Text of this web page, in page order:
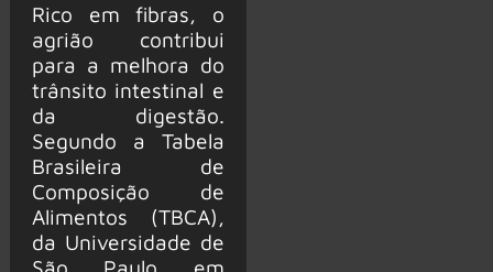
Rico em fibras, o
agrião contribui
para a melhora do
trânsito intestinal e
da digestão.
Segundo a Tabela
Brasileira de
Composição de
Alimentos (TBCA),
da Universidade de